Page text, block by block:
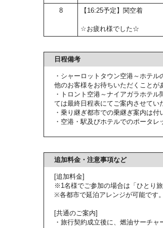
8 【16:25予定】関空着
☆お疲れ様でした☆
日程備考
・シャーロットタウン空港～ホテ
他のお客様をお待ちいただくことが
・トロント空港～ナイアガラホテ
ては最終日程表にてご案内させてい
・乗り継ぎ都市での乗継ぎ案内は付
・空港・駅及びホテルでのポータレ
追加料金・注意事項など
[追加料金]
※1名様でご参加の場合は「ひとり
※各都市で延泊アレンジが可能です
[共通のご案内]
・旅行契約成立後に、燃油サーチ